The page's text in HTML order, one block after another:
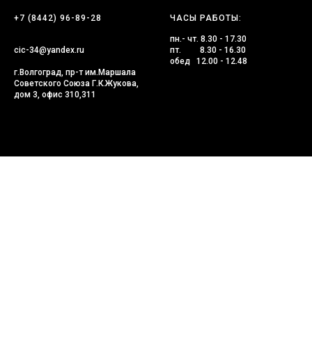
+7 (8442) 96-89-28
cic-34@yandex.ru
г.Волгоград, пр-т им.Маршала
Советского Союза Г.К.Жукова,
дом 3, офис 310,311
ЧАСЫ РАБОТЫ:
пн.- чт. 8.30 - 17.30
пт. 8.30 - 16.30
обед 12.00 - 12.48